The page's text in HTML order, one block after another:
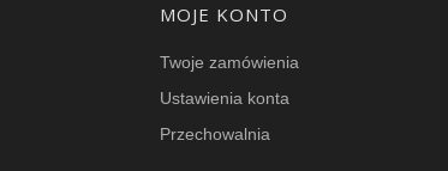
MOJE KONTO
Twoje zamówienia
Ustawienia konta
Przechowalnia